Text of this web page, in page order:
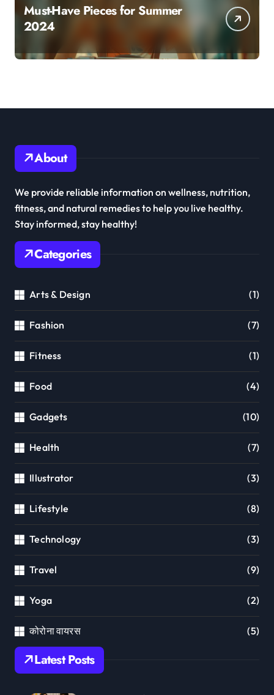
Must-Have Pieces for Summer
2024
About
We provide reliable information on wellness, nutrition,
fitness, and natural remedies to help you live healthy.
Stay informed, stay healthy!
Categories
Arts & Design (1)
Fashion (7)
Fitness (1)
Food (4)
Gadgets (10)
Health (7)
Illustrator (3)
Lifestyle (8)
Technology (3)
Travel (9)
Yoga (2)
कोरोना वायरस (5)
Latest Posts